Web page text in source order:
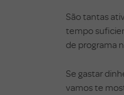
São tantas
tempo
de programa
Se gastar
vamos te